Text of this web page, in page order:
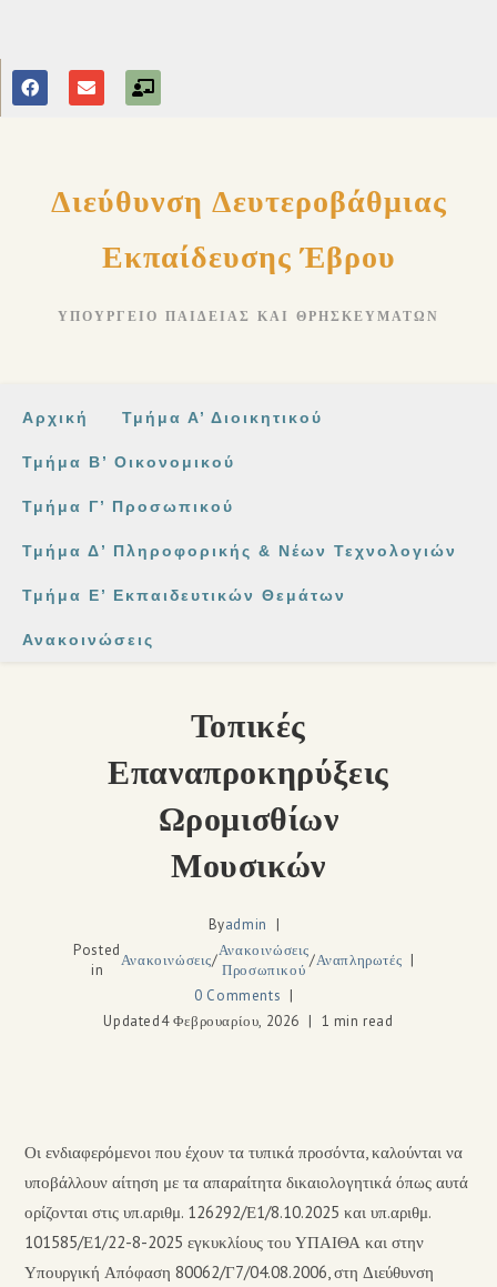
Διεύθυνση Δευτεροβάθμιας
Εκπαίδευσης Έβρου
ΥΠΟΥΡΓΕΊΟ ΠΑΙΔΕΊΑΣ ΚΑΙ ΘΡΗΣΚΕΥΜΆΤΩΝ
Αρχική Τμήμα Α’ Διοικητικού
Τμήμα Β’ Οικονομικού
Τμήμα Γ’ Προσωπικού
Τμήμα Δ’ Πληροφορικής & Νέων Τεχνολογιών
Τμήμα Ε’ Εκπαιδευτικών Θεμάτων
Ανακοινώσεις
Τοπικές
Επαναπροκηρύξεις
Ωρομισθίων
Μουσικών
Byadmin
Posted
in
Ανακοινώσεις/
Ανακοινώσεις
Προσωπικού
/Αναπληρωτές
0 Comments
Updated4 Φεβρουαρίου, 2026 1 min read
Οι ενδιαφερόμενοι που έχουν τα τυπικά προσόντα, καλούνται να
υποβάλλουν αίτηση με τα απαραίτητα δικαιολογητικά όπως αυτά
ορίζονται στις υπ.αριθμ. 126292/Ε1/8.10.2025 και υπ.αριθμ.
101585/Ε1/22-8-2025 εγκυκλίους του ΥΠΑΙΘΑ και στην
Υπουργική Απόφαση 80062/Γ7/04.08.2006, στη Διεύθυνση